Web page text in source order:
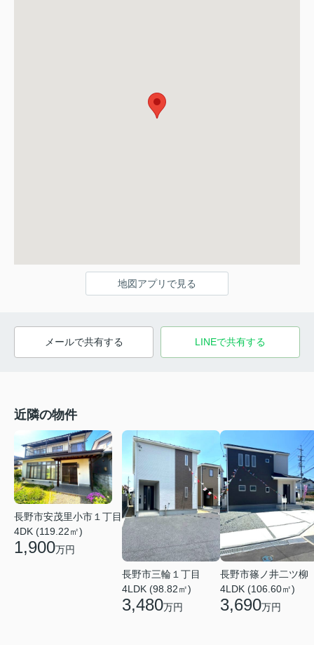
地図アプリで見る
メールで共有する LINEで共有する
近隣の物件
長野市安茂里小市１丁目
4DK (119.22㎡)
1,900万円
長野市三輪１丁目
4LDK (98.82㎡)
3,480万円
長野市篠ノ井二ツ柳
4LDK (106.60㎡)
3,690万円